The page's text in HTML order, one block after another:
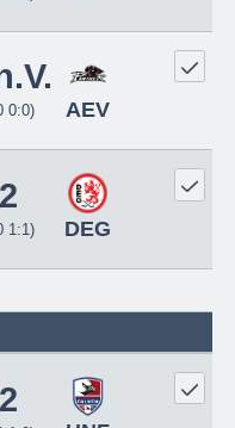
0:0) AEV
1:1) DEG